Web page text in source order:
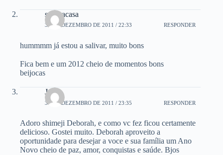
saboracasa
30 DE DEZEMBRO DE 2011 / 22:33 RESPONDER
hummmm já estou a salivar, muito bons
Fica bem e um 2012 cheio de momentos bons
beijocas
Josy
30 DE DEZEMBRO DE 2011 / 23:35 RESPONDER
Adoro shimeji Deborah, e como vc fez ficou certamente
delicioso. Gostei muito. Deborah aproveito a
oportunidade para desejar a voce e sua família um Ano
Novo cheio de paz, amor, conquistas e saúde. Bjos